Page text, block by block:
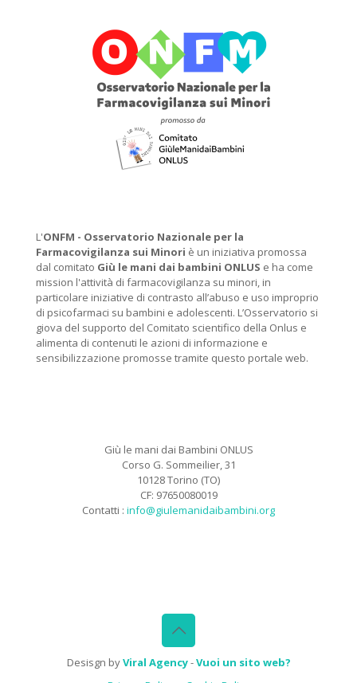
L'ONFM - Osservatorio Nazionale per la
Farmacovigilanza sui Minori è un iniziativa promossa
dal comitato Giù le mani dai bambini ONLUS e ha come
mission l'attività di farmacovigilanza su minori, in
particolare iniziative di contrasto all’abuso e uso improprio
di psicofarmaci su bambini e adolescenti. L’Osservatorio si
giova del supporto del Comitato scientifico della Onlus e
alimenta di contenuti le azioni di informazione e
sensibilizzazione promosse tramite questo portale web.
Giù le mani dai Bambini ONLUS
Corso G. Sommeilier, 31
10128 Torino (TO)
CF: 97650080019
Contatti : info@giulemanidaibambini.org
Desisgn byViral Agency-Vuoi un sito web?